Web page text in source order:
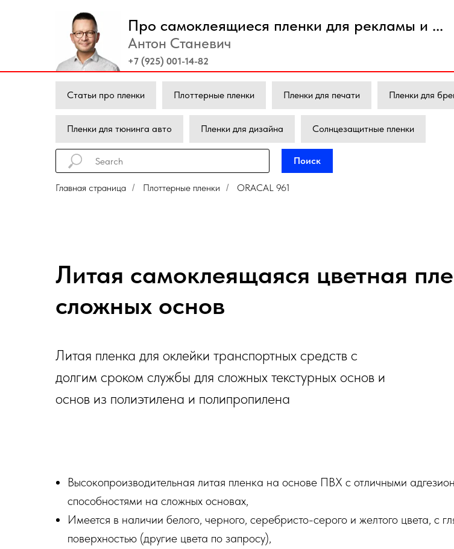
Антон Станевич
Про самоклеящиеся пленки для рекламы и ...
+7 (925) 001-14-82
Статьи про пленки Плоттерные пленки Пленки для печати Пленки для
Пленки для тюнинга авто Пленки для дизайна Солнцезащитные пленки
Поиск
Главная страница / Плоттерные пленки / ORACAL 961
Литая самоклеящаяся цветная
сложных основ
Литая пленка для оклейки транспортных средств с
долгим сроком службы для сложных текстурных основ и
основ из полиэтилена и полипропилена
Высокопроизводительная литая пленка на основе ПВХ с отличными
способностями на сложных основах,
Имеется в наличии белого, черного, серебристо-серого и желтого цвета, с
поверхностью (другие цвета по запросу),